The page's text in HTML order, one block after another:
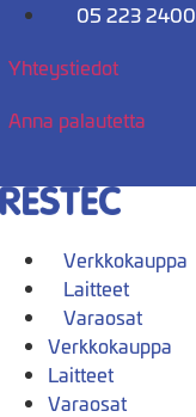
Mene
05 223 2400
Yhteystiedot
Anna palautetta
Verkkokauppa
Laitteet
Varaosat
Verkkokauppa
Laitteet
Varaosat